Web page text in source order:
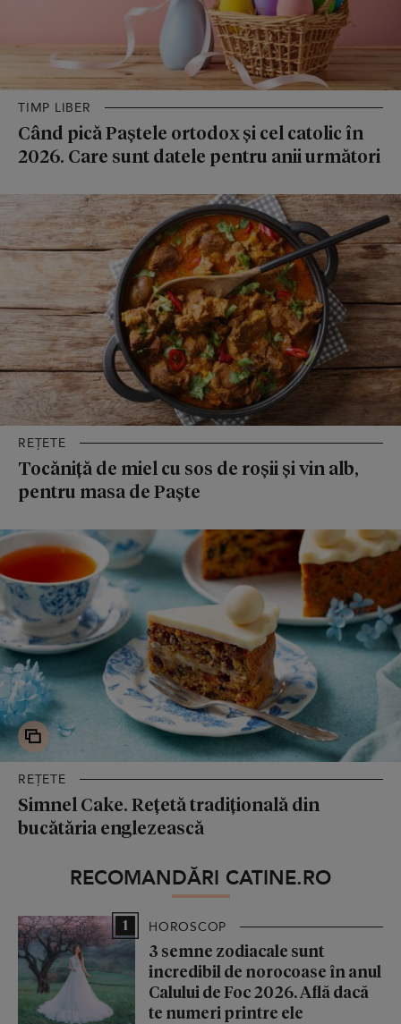
TIMP LIBER
Când pică Paștele ortodox și cel catolic în
2026. Care sunt datele pentru anii următori
REȚETE
Tocăniță de miel cu sos de roșii și vin alb,
pentru masa de Paște
REȚETE
Simnel Cake. Rețetă tradițională din
bucătăria englezească
RECOMANDĂRI CATINE.RO
1 HOROSCOP
3 semne zodiacale sunt
incredibil de norocoase în anul
Calului de Foc 2026. Află dacă
te numeri printre ele